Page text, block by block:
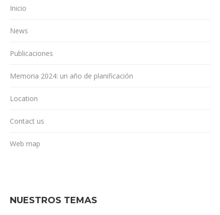
Inicio
News
Publicaciones
Memoria 2024: un año de planificación
Location
Contact us
Web map
NUESTROS TEMAS